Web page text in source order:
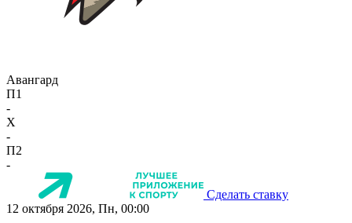
Авангард
П1
-
X
-
П2
-
Сделать ставку
12 октября 2026, Пн, 00:00